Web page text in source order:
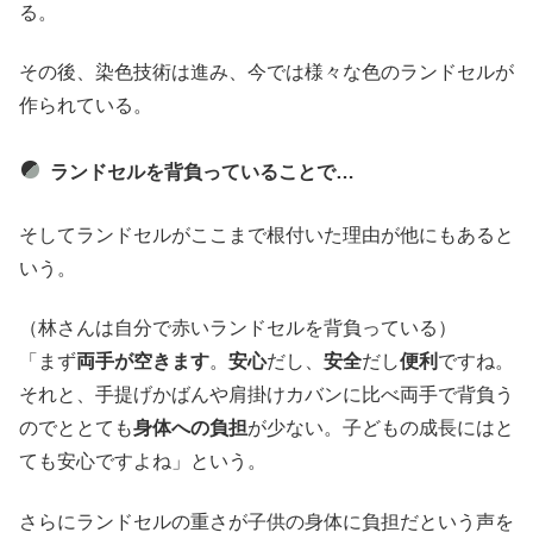
る。
その後、染色技術は進み、今では様々な色のランドセルが
作られている。
ランドセルを背負っていることで…
そしてランドセルがここまで根付いた理由が他にもあると
いう。
（林さんは自分で赤いランドセルを背負っている）
「まず両手が空きます。 安心だし、 安全だし便利 ですね。
それと、手提げかばんや肩掛けカバンに比べ両手で背負う
のでととても身体への負担が少ない。子どもの成長にはと
ても安心ですよね」という。
さらにランドセルの重さが子供の身体に負担だという声を